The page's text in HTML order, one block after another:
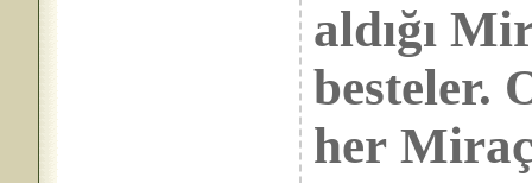
aldığı
besteler.
her